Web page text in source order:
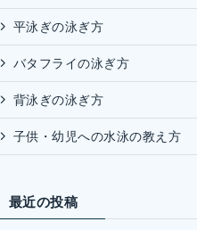
平泳ぎの泳ぎ方
バタフライの泳ぎ方
背泳ぎの泳ぎ方
子供・幼児への水泳の教え方
最近の投稿